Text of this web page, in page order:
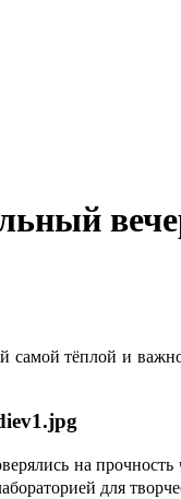
тёплой и
на
для